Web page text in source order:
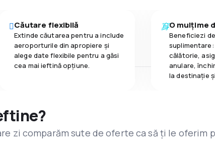
Căutare flexibilă
Extinde căutarea pentru a include
aeroporturile din apropiere și
alege date flexibile pentru a găsi
cea mai ieftină opțiune.
O mulțime
Beneficiezi
călătorie,
anulare,
la destinaţie
zi comparăm sute de oferte ca să ți le oferim